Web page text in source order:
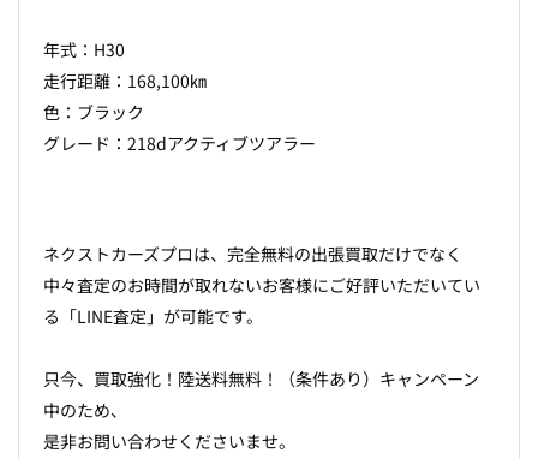
年式：H30
走行距離：168,100㎞
色：ブラック
グレード：218dアクティブツアラー
ネクストカーズプロは、完全無料の出張買取だけでなく
中々査定のお時間が取れないお客様にご好評いただいてい
る「LINE査定」が可能です。
只今、買取強化！陸送料無料！（条件あり）キャンペーン
中のため、
是非お問い合わせくださいませ。